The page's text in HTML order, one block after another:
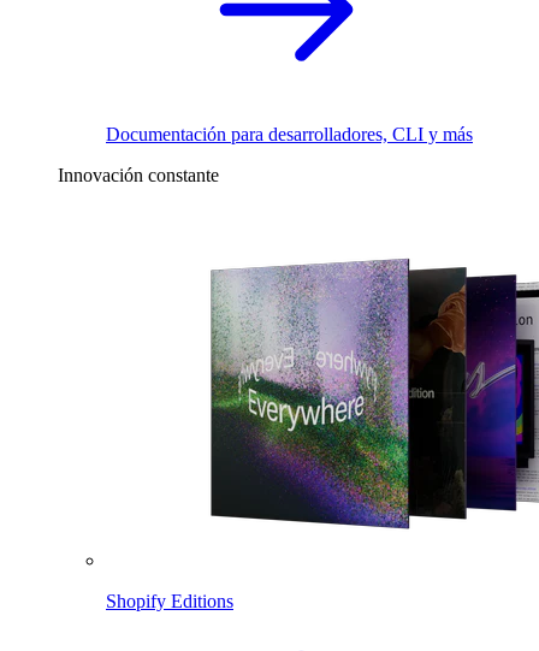
Documentación para desarrolladores, CLI y más
Innovación constante
Shopify Editions